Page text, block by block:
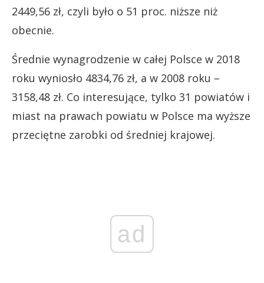
2449,56 zł, czyli było o 51 proc. niższe niż
obecnie.
Średnie wynagrodzenie w całej Polsce w 2018
roku wyniosło 4834,76 zł, a w 2008 roku –
3158,48 zł. Co interesujące, tylko 31 powiatów i
miast na prawach powiatu w Polsce ma wyższe
przeciętne zarobki od średniej krajowej.
ad